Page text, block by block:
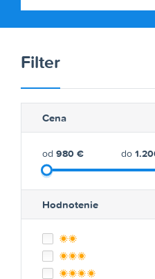
Filter
Cena
od 980 € do
Hodnotenie
**
***
****